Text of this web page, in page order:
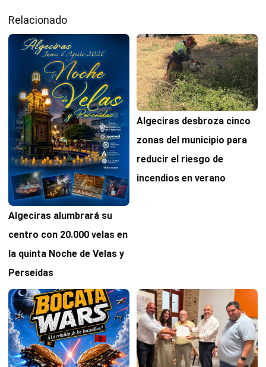
Relacionado
Algeciras alumbrará su
centro con 20.000 velas en
la quinta Noche de Velas y
Perseidas
Algeciras desbroza cinco
zonas del municipio para
reducir el riesgo de
incendios en verano